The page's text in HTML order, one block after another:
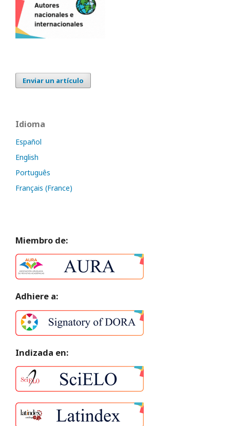
Enviar un artículo
Idioma
Español
English
Português
Français (France)
Miembro de:
Adhiere a:
Indizada en: